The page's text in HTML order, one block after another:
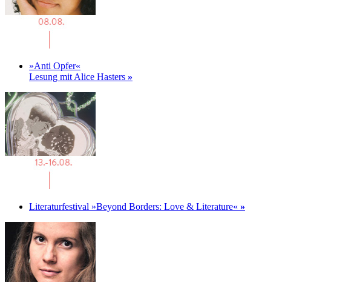
»Anti Opfer«
Lesung mit Alice Hasters »
Literaturfestival »Beyond Borders: Love & Literature« »